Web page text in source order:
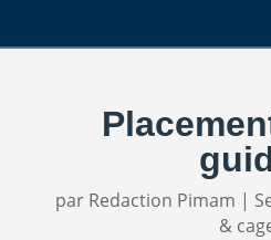
par Redaction Pimam |
&